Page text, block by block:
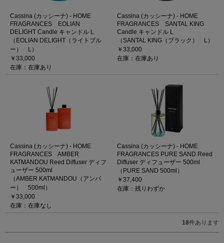
Cassina (カッシーナ) - HOME
FRAGRANCES EOLIAN
DELIGHT Candle キャンドル L
（EOLIAN DELIGHT（ライトブル
ー） L）
￥33,000
在庫：在庫あり
Cassina (カッシーナ) - HOME
FRAGRANCES SANTAL KING
Candle キャンドル L
（SANTAL KING（ブラック） L）
￥33,000
在庫：在庫あり
Cassina (カッシーナ) - HOME
FRAGRANCES AMBER
KATMANDOU Reed Diffuser ディフ
ューザー 500ml
（AMBER KATMANDOU（アンバ
ー） 500ml）
￥33,000
在庫：在庫なし
Cassina (カッシーナ) - HOME
FRAGRANCES PURE SAND Reed
Diffuser ディフューザー 500ml
（PURE SAND 500ml）
￥37,400
在庫：残りわずか
18件あります